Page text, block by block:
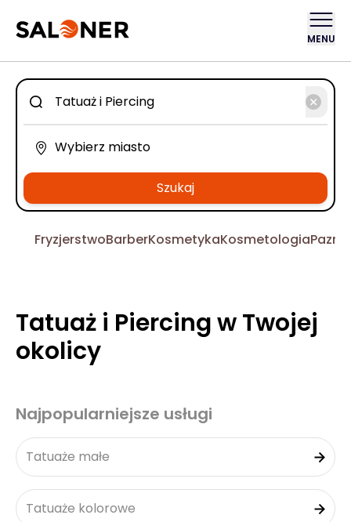
MENU
Szukaj
FryzjerstwoBarberKosmetykaKosmetologia
Tatuaż i Piercing w Twojej
okolicy
Najpopularniejsze usługi
Tatuaże małe
Tatuaże kolorowe